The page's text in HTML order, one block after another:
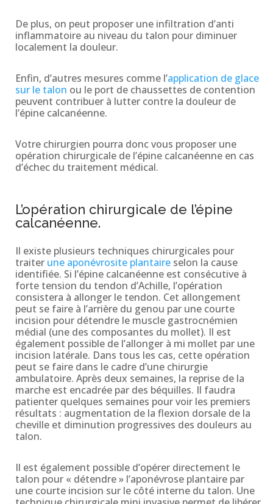
De plus, on peut proposer une infiltration d’anti
inflammatoire au niveau du talon pour diminuer
localement la douleur.
Enfin, d’autres mesures comme l’application de glace
sur le talon ou le port de chaussettes de contention
peuvent contribuer à lutter contre la douleur de
l’épine calcanéenne.
Votre chirurgien pourra donc vous proposer une
opération chirurgicale de l’épine calcanéenne en cas
d’échec du traitement médical.
L’opération chirurgicale de l’épine
calcanéenne.
Il existe plusieurs techniques chirurgicales pour
traiter une aponévrosite plantaireselon la cause
identifiée. Si l’épine calcanéenne est consécutive à
forte tension du tendon d’Achille, l’opération
consistera à allonger le tendon. Cet allongement
peut se faire à l’arrière du genou par une courte
incision pour détendre le muscle gastrocnémien
médial (une des composantes du mollet). Il est
également possible de l’allonger à mi mollet par une
incision latérale. Dans tous les cas, cette opération
peut se faire dans le cadre d’une chirurgie
ambulatoire. Après deux semaines, la reprise de la
marche est encadrée par des béquilles. Il faudra
patienter quelques semaines pour voir les premiers
résultats : augmentation de la flexion dorsale de la
cheville et diminution progressives des douleurs au
talon.
Il est également possible d’opérer directement le
talon pour « détendre » l’aponévrose plantaire par
une courte incision sur le côté interne du talon. Une